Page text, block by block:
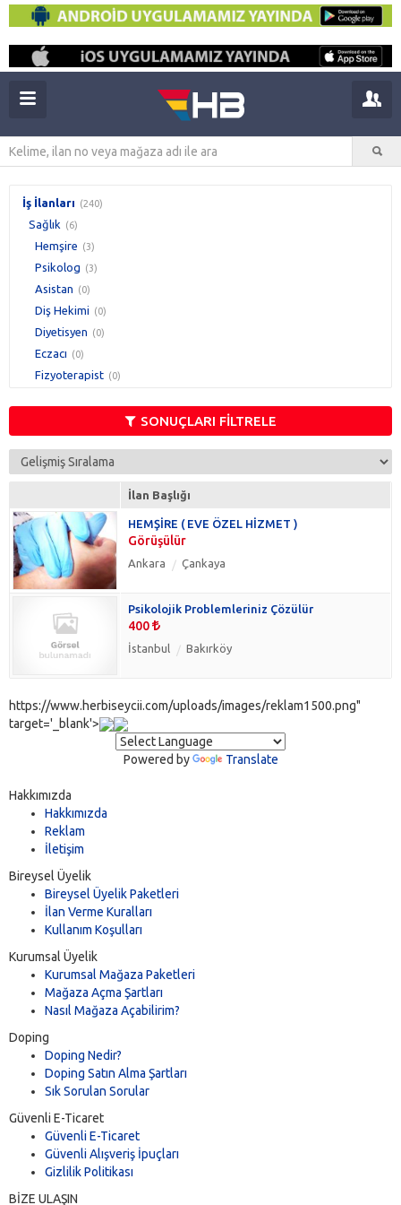
İş İlanları (240)
Sağlık (6)
Hemşire (3)
Psikolog (3)
Asistan (0)
Diş Hekimi (0)
Diyetisyen (0)
Eczacı (0)
Fizyoterapist (0)
Laborant
Paramedik (0)
Spor Hastalıkları Uzmanı (0)
Tıbbi Sekreter
Uzman Doktor
Veteriner (0)
SONUÇLARI FİLTRELE
İlan Başlığı
HEMŞİRE ( EVE ÖZEL HİZMET )
Görüşülür
Ankara Çankaya
Psikolojik Problemleriniz Çözülür
400
İstanbul Bakırköy
https://www.herbiseycii.com/uploads/images/reklam1500.png"
target='_blank'>
Powered by Translate
Hakkımızda
Hakkımızda
Reklam
İletişim
Bireysel Üyelik
Bireysel Üyelik Paketleri
İlan Verme Kuralları
Kullanım Koşulları
Kurumsal Üyelik
Kurumsal Mağaza Paketleri
Mağaza Açma Şartları
Nasıl Mağaza Açabilirim?
Doping
Doping Nedir?
Doping Satın Alma Şartları
Sık Sorulan Sorular
Güvenli E-Ticaret
Güvenli E-Ticaret
Güvenli Alışveriş İpuçları
Gizlilik Politikası
BİZE ULAŞIN